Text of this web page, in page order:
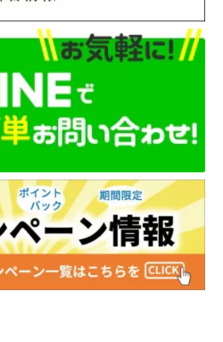
株式会社ネットプロテクションズ